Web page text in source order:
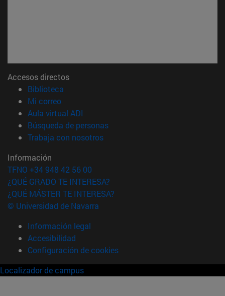
Accesos directos
Biblioteca
Mi correo(abre en nueva ventana)
Aula virtual ADI
Búsqueda de personas(abre en nueva ventana)
Trabaja con nosotros(abre en nueva ventana)
Información
TFNO +34 948 42 56 00
¿QUÉ GRADO TE INTERESA?
¿QUÉ MÁSTER TE INTERESA?
© Universidad de Navarra
Información legal
Accesibilidad
Configuración de cookies
Localizador de campus